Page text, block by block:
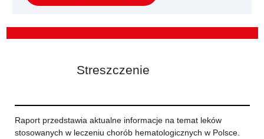
Streszczenie
Raport przedstawia aktualne informacje na temat leków
stosowanych w leczeniu chorób hematologicznych w Polsce.